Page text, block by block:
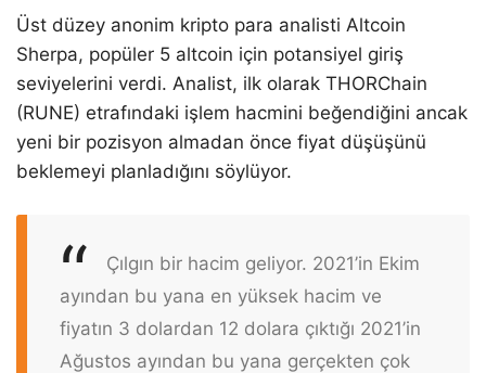
Üst düzey anonim kripto para analisti Altcoin
Sherpa, popüler 5 altcoin için potansiyel giriş
seviyelerini verdi. Analist, ilk olarak THORChain
(RUNE) etrafındaki işlem hacmini beğendiğini ancak
yeni bir pozisyon almadan önce fiyat düşüşünü
beklemeyi planladığını söylüyor.
Çılgın bir hacim geliyor. 2021’in Ekim
ayından bu yana en yüksek hacim ve
fiyatın 3 dolardan 12 dolara çıktığı 2021’in
Ağustos ayından bu yana gerçekten çok